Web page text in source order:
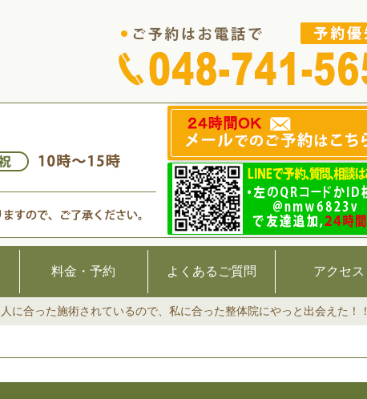
料金・予約 よくあるご質問 アクセス
に合った施術されているので、私に合った整体院にやっと出会えた！！